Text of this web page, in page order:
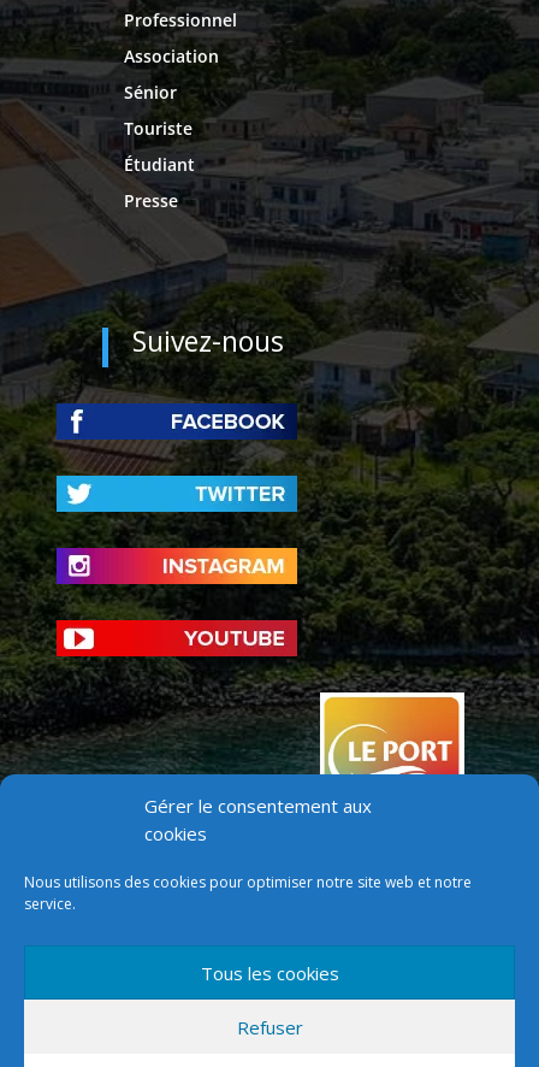
Gérer le consentement aux
cookies
Nous utilisons des cookies pour optimiser notre site web et notre
service.
Tous les cookies
Refuser
Professionnel
Association
Sénior
Touriste
Étudiant
Presse
Suivez-nous